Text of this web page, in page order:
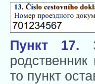
Пункт 17.
то пункт